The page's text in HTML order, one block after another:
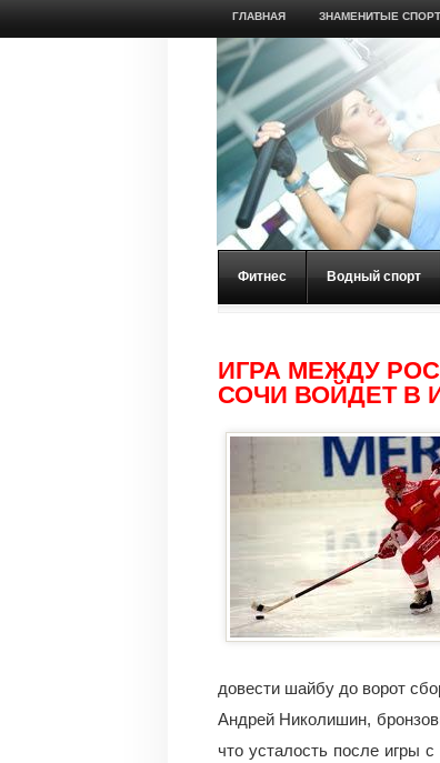
ГЛАВНАЯ ЗНАМЕНИТЫЕ
Фитнес Водный спорт
ИГРА МЕЖДУ
СОЧИ ВОЙДЕТ В
довести шайбу до ворот
Андрей Николишин,
что усталость после игры